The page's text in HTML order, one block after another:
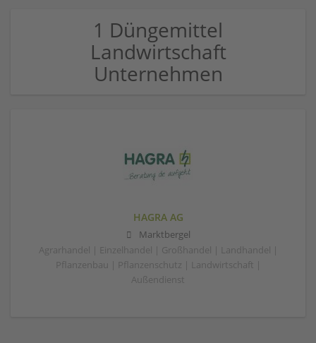
1 Düngemittel
Landwirtschaft
Unternehmen
HAGRA AG
Marktbergel
Agrarhandel | Einzelhandel | Großhandel | Landhandel |
Pflanzenbau | Pflanzenschutz | Landwirtschaft |
Außendienst